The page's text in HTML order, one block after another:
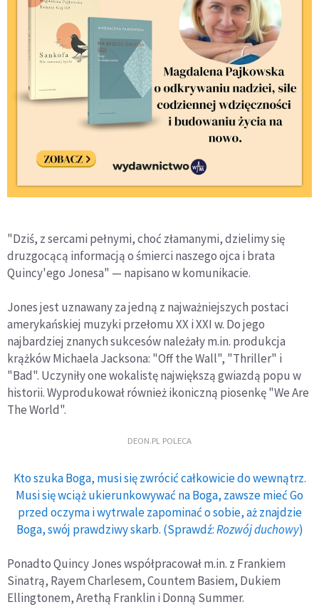
"Dziś, z sercami pełnymi, choć złamanymi, dzielimy się
druzgocącą informacją o śmierci naszego ojca i brata
Quincy'ego Jonesa" — napisano w komunikacie.
Jones jest uznawany za jedną z najważniejszych postaci
amerykańskiej muzyki przełomu XX i XXI w. Do jego
najbardziej znanych sukcesów należały m.in. produkcja
krążków Michaela Jacksona: "Off the Wall", "Thriller" i
"Bad". Uczyniły one wokalistę największą gwiazdą popu w
historii. Wyprodukował również ikoniczną piosenkę "We Are
The World".
DEON.PL POLECA
Kto szuka Boga, musi się zwrócić całkowicie do wewnątrz.
Musi się wciąż ukierunkowywać na Boga, zawsze mieć Go
przed oczyma i wytrwale zapominać o sobie, aż znajdzie
Boga, swój prawdziwy skarb. (Sprawdź:Rozwój duchowy)
Ponadto Quincy Jones współpracował m.in. z Frankiem
Sinatrą, Rayem Charlesem, Countem Basiem, Dukiem
Ellingtonem, Arethą Franklin i Donną Summer.